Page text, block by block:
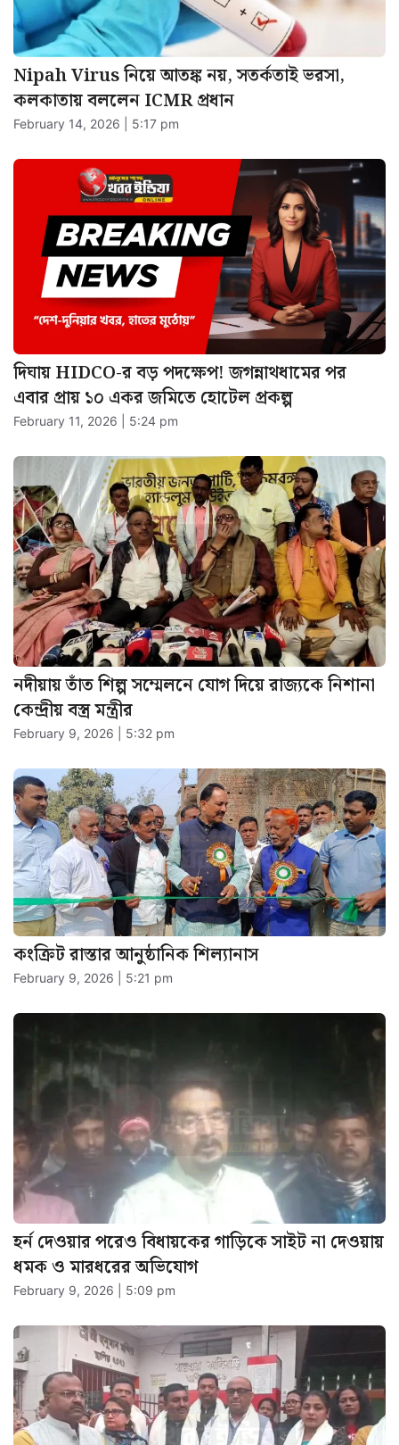
Nipah Virus নিয়ে আতঙ্ক নয়, সতর্কতাই ভরসা,
কলকাতায় বললেন ICMR প্রধান
February 14, 2026 | 5:17 pm
দিঘায় HIDCO-র বড় পদক্ষেপ! জগন্নাথধামের পর
এবার প্রায় ১০ একর জমিতে হোটেল প্রকল্প
February 11, 2026 | 5:24 pm
নদীয়ায় তাঁত শিল্প সম্মেলনে যোগ দিয়ে রাজ্যকে নিশানা
কেন্দ্রীয় বস্ত্র মন্ত্রীর
February 9, 2026 | 5:32 pm
কংক্রিট রাস্তার আনুষ্ঠানিক শিল্যানাস
February 9, 2026 | 5:21 pm
হর্ন দেওয়ার পরেও বিধায়কের গাড়িকে সাইট না দেওয়ায়
ধমক ও মারধরের অভিযোগ
February 9, 2026 | 5:09 pm